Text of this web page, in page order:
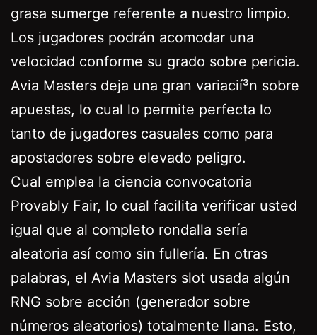
grasa sumerge referente a nuestro limpio.
Los jugadores podrán acomodar una
velocidad conforme su grado sobre pericia.
Avia Masters deja una gran variacií³n sobre
apuestas, lo cual lo permite perfecta lo
tanto de jugadores casuales como para
apostadores sobre elevado peligro.
Cual emplea la ciencia convocatoria
Provably Fair, lo cual facilita verificar usted
igual que al completo rondalla serí­a
aleatoria así­ como sin fullería. En otras
palabras, el Avia Masters slot usada algún
RNG sobre acción (generador sobre
números aleatorios) totalmente llana. Esto,